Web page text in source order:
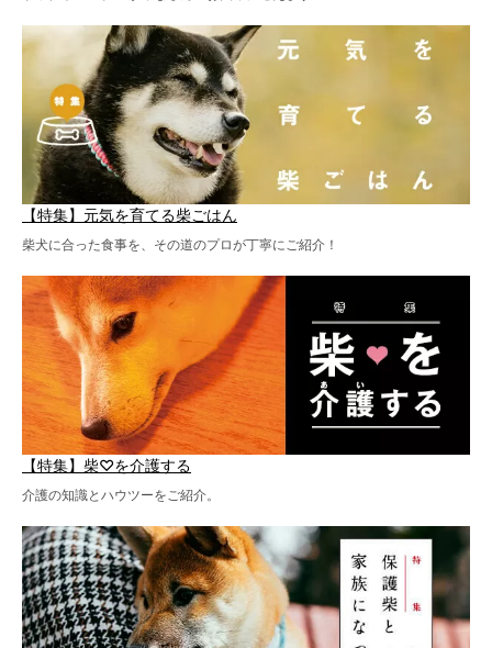
【特集】元気を育てる柴ごはん
柴犬に合った食事を、その道のプロが丁寧にご紹介！
【特集】柴♡を介護する
介護の知識とハウツーをご紹介。